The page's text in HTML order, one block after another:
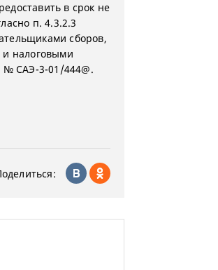
в срок не
п. 4.3.2.3
сборов,
и налоговыми
№ САЭ-3-01/444@.